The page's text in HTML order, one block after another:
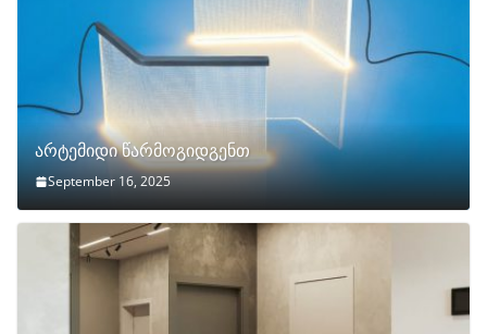
არტემიდი წარმოგიდგენთ
September 16, 2025